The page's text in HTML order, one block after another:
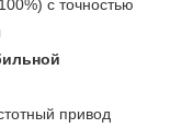
с точностью
привод